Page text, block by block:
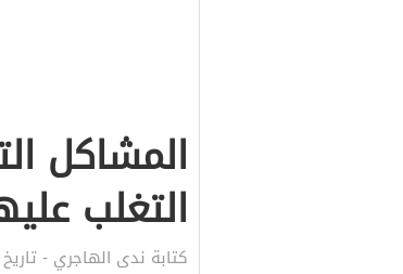
المشاكل
التغلب
كتابة ندى الهاجري -